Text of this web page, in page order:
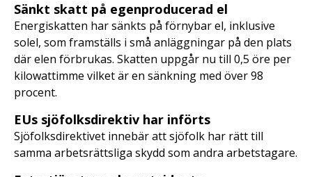
Sänkt skatt på egenproducerad el
Energiskatten har sänkts på förnybar el, inklusive
solel, som framställs i små anläggningar på den plats
där elen förbrukas. Skatten uppgår nu till 0,5 öre per
kilowattimme vilket är en sänkning med över 98
procent.
EUs sjöfolksdirektiv har införts
Sjöfolksdirektivet innebär att sjöfolk har rätt till
samma arbetsrättsliga skydd som andra arbetstagare.